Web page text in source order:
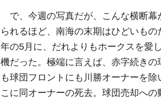
で、今週の写真だが、こんな横断幕
られるほど、南海の末期はひどいも
年の5月に、だれよりもホークスを愛
機だった。極端に言えば、赤字続き
も球団フロントにも川勝オーナーを
こに同オーナーの死去。球団売却へ